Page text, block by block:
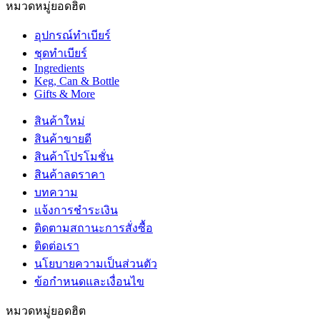
หมวดหมู่ยอดฮิต
อุปกรณ์ทำเบียร์
ชุดทำเบียร์
Ingredients
Keg, Can & Bottle
Gifts & More
สินค้าใหม่
สินค้าขายดี
สินค้าโปรโมชั่น
สินค้าลดราคา
บทความ
แจ้งการชำระเงิน
ติดตามสถานะการสั่งซื้อ
ติดต่อเรา
นโยบายความเป็นส่วนตัว
ข้อกำหนดและเงื่อนไข
หมวดหมู่ยอดฮิต